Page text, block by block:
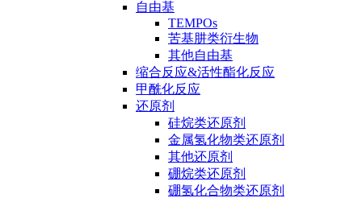
自由基
TEMPOs
苦基肼类衍生物
其他自由基
缩合反应&活性酯化反应
甲酰化反应
还原剂
硅烷类还原剂
金属氢化物类还原剂
其他还原剂
硼烷类还原剂
硼氢化合物类还原剂